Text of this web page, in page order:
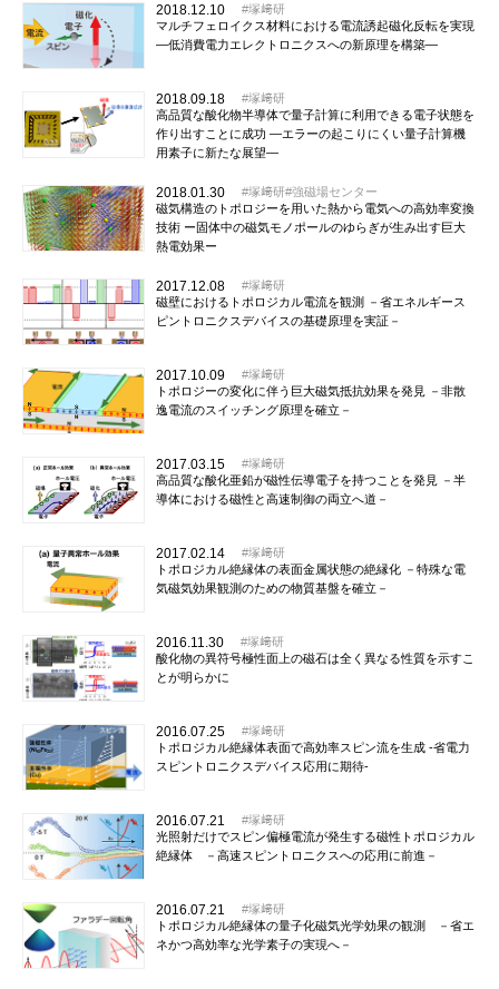
2018.12.10
塚﨑研
マルチフェロイクス材料における電流誘起磁化反転を実現
―低消費電力エレクトロニクスへの新原理を構築―
2018.09.18
塚﨑研
高品質な酸化物半導体で量子計算に利用できる電子状態を
作り出すことに成功 ―エラーの起こりにくい量子計算機
用素子に新たな展望―
2018.01.30 塚﨑研 強磁場センター
磁気構造のトポロジーを用いた熱から電気への高効率変換
技術 ー固体中の磁気モノポールのゆらぎが生み出す巨大
熱電効果ー
2017.12.08
塚﨑研
磁壁におけるトポロジカル電流を観測 －省エネルギース
ピントロニクスデバイスの基礎原理を実証－
2017.10.09
塚﨑研
トポロジーの変化に伴う巨大磁気抵抗効果を発見 －非散
逸電流のスイッチング原理を確立－
2017.03.15
塚﨑研
高品質な酸化亜鉛が磁性伝導電子を持つことを発見 －半
導体における磁性と高速制御の両立へ道－
2017.02.14
塚﨑研
トポロジカル絶縁体の表面金属状態の絶縁化 －特殊な電
気磁気効果観測のための物質基盤を確立－
2016.11.30
塚﨑研
酸化物の異符号極性面上の磁石は全く異なる性質を示すこ
とが明らかに
2016.07.25
塚﨑研
トポロジカル絶縁体表面で高効率スピン流を生成 -省電力
スピントロニクスデバイス応用に期待-
2016.07.21
塚﨑研
光照射だけでスピン偏極電流が発生する磁性トポロジカル
絶縁体 －高速スピントロニクスへの応用に前進－
2016.07.21
塚﨑研
トポロジカル絶縁体の量子化磁気光学効果の観測 －省エ
ネかつ高効率な光学素子の実現へ－